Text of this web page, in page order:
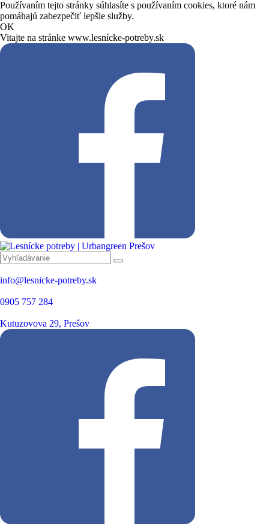
Používaním tejto stránky súhlasíte s používaním cookies, ktoré nám
pomáhajú zabezpečiť lepšie služby.
OK
Vitajte na stránke www.lesnícke-potreby.sk
info@lesnicke-potreby.sk
0905 757 284
Kutuzovova 29, Prešov